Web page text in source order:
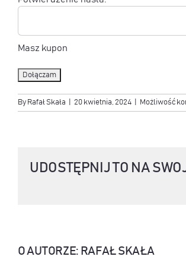
Masz kupon
No val
By Rafał Skała 20 kwietnia, 2024 Możliwość
UDOSTĘPNIJ TO NA
O AUTORZE: RAFAŁ SKAŁA